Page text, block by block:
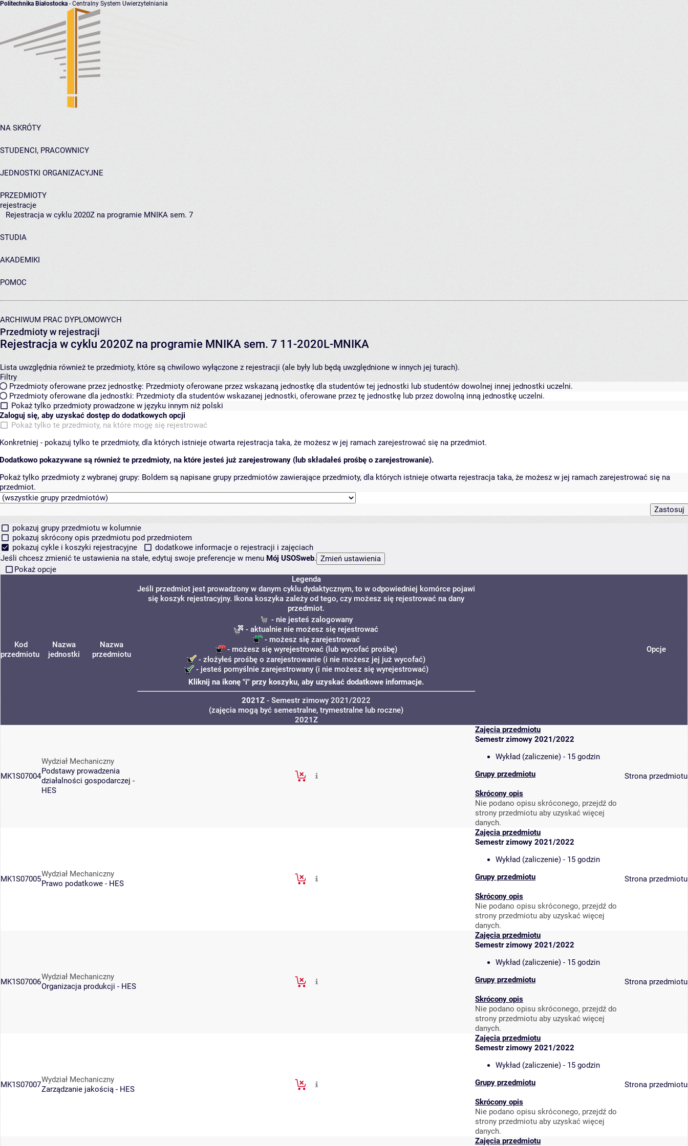
Politechnika Białostocka - Centralny System Uwierzytelniania
NA SKRÓTY
STUDENCI, PRACOWNICY
JEDNOSTKI ORGANIZACYJNE
PRZEDMIOTY
rejestracje
Rejestracja w cyklu 2020Z na programie MNIKA sem. 7
STUDIA
AKADEMIKI
POMOC
ARCHIWUM PRAC DYPLOMOWYCH
Przedmioty w rejestracji
Rejestracja w cyklu 2020Z na programie MNIKA sem. 7 11-2020L-MNIKA
Lista uwzględnia również te przedmioty, które są chwilowo wyłączone z rejestracji (ale były lub będą uwzględnione w innych jej turach).
Filtry
Przedmioty oferowane przez jednostkę: Przedmioty oferowane przez wskazaną jednostkę dla studentów tej jednostki lub studentów dowolnej innej jednostki uczelni.
Przedmioty oferowane dla jednostki: Przedmioty dla studentów wskazanej jednostki, oferowane przez tę jednostkę lub przez dowolną inną jednostkę uczelni.
Pokaż tylko przedmioty prowadzone w języku innym niż polski
Zaloguj się, aby uzyskać dostęp do dodatkowych opcji
Pokaż tylko te przedmioty, na które mogę się rejestrować
Konkretniej - pokazuj tylko te przedmioty, dla których istnieje otwarta rejestracja taka, że możesz w jej ramach zarejestrować się na przedmiot.
Dodatkowo pokazywane są również te przedmioty, na które jesteś już zarejestrowany (lub składałeś prośbę o zarejestrowanie).
Pokaż tylko przedmioty z wybranej grupy: Boldem są napisane grupy przedmiotów zawierające przedmioty, dla których istnieje otwarta rejestracja taka, że możesz w jej ramach zarejestrować się na
przedmiot.
pokazuj grupy przedmiotu w kolumnie
pokazuj skrócony opis przedmiotu pod przedmiotem
pokazuj cykle i koszyki rejestracyjne
dodatkowe informacje o rejestracji i zajęciach
Jeśli chcesz zmienić te ustawienia na stałe, edytuj swoje preferencje w menu Mój USOSweb.
Pokaż opcje
Kod
przedmiotu
Nazwa
jednostki
Nazwa
przedmiotu
Legenda
Jeśli przedmiot jest prowadzony w danym cyklu dydaktycznym, to w odpowiedniej komórce pojawi
się koszyk rejestracyjny. Ikona koszyka zależy od tego, czy możesz się rejestrować na dany
przedmiot.
- nie jesteś zalogowany
- aktualnie nie możesz się rejestrować
- możesz się zarejestrować
- możesz się wyrejestrować (lub wycofać prośbę)
- złożyłeś prośbę o zarejestrowanie (i nie możesz jej już wycofać)
- jesteś pomyślnie zarejestrowany (i nie możesz się wyrejestrować)
Kliknij na ikonę "i" przy koszyku, aby uzyskać dodatkowe informacje.
2021Z - Semestr zimowy 2021/2022
(zajęcia mogą być semestralne, trymestralne lub roczne)
Opcje
2021Z
MK1S07004
Wydział Mechaniczny
Podstawy prowadzenia
działalności gospodarczej -
HES
Zajęcia przedmiotu
Semestr zimowy 2021/2022
Wykład (zaliczenie) - 15 godzin
Grupy przedmiotu
Skrócony opis
Nie podano opisu skróconego, przejdź do
strony przedmiotu aby uzyskać więcej
danych.
Strona przedmiotu
MK1S07005
Wydział Mechaniczny
Prawo podatkowe - HES
Zajęcia przedmiotu
Semestr zimowy 2021/2022
Wykład (zaliczenie) - 15 godzin
Grupy przedmiotu
Skrócony opis
Nie podano opisu skróconego, przejdź do
strony przedmiotu aby uzyskać więcej
danych.
Strona przedmiotu
MK1S07006
Wydział Mechaniczny
Organizacja produkcji - HES
Zajęcia przedmiotu
Semestr zimowy 2021/2022
Wykład (zaliczenie) - 15 godzin
Grupy przedmiotu
Skrócony opis
Nie podano opisu skróconego, przejdź do
strony przedmiotu aby uzyskać więcej
danych.
Strona przedmiotu
MK1S07007
Wydział Mechaniczny
Zarządzanie jakością - HES
Zajęcia przedmiotu
Semestr zimowy 2021/2022
Wykład (zaliczenie) - 15 godzin
Grupy przedmiotu
Skrócony opis
Nie podano opisu skróconego, przejdź do
strony przedmiotu aby uzyskać więcej
danych.
Strona przedmiotu
Zajęcia przedmiotu